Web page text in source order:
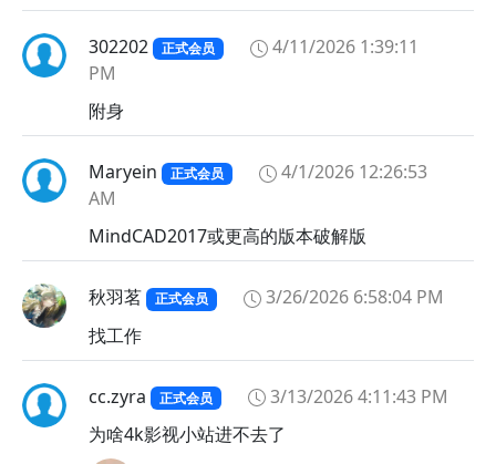
🤕
🤠
🤣
🤤
🤨
🤩
🤬
🤭
302202 正式会员
4/11/2026 1:39:11
PM
附身
Maryein 正式会员
4/1/2026 12:26:53
AM
MindCAD2017或更高的版本破解版
秋羽茗 正式会员
3/26/2026 6:58:04 PM
找工作
cc.zyra 正式会员
3/13/2026 4:11:43 PM
为啥4k影视小站进不去了